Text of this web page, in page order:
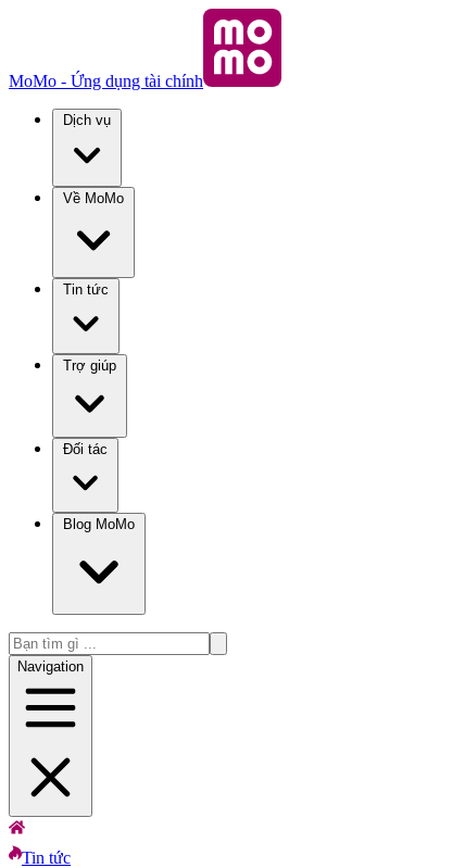
MoMo - Ứng dụng tài chính
Dịch vụ
Về MoMo
Tin tức
Trợ giúp
Đối tác
Blog MoMo
Navigation
Tin tức